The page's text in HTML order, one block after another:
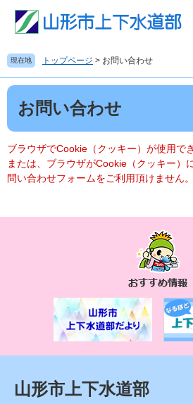
の
先
頭
。
ー
を
飛
て
文
へ
現在地 トップページ > お問い合わせ
本
お問い合わせ
ブラウザでCookie（クッキー）が使用で
または、ブラウザがCookie（クッキー）
問い合わせフォームをご利用頂けません。
す
め
情
報
山形市上下水道部